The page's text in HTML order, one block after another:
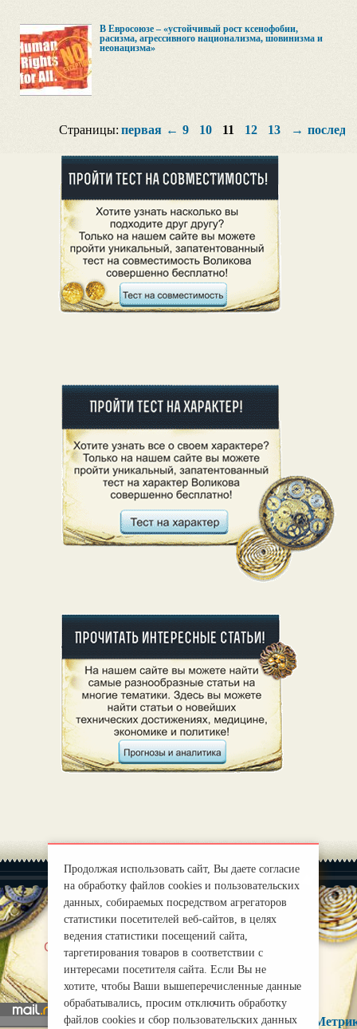
В Евросоюзе – «устойчивый рост ксенофобии,
расизма, агрессивного национализма, шовинизма и
неонацизма»
Страницы: первая ← 9 10 11 12 13 →
О нас |
Правила
mirprognoz@mail.ru
Продолжая использовать сайт, Вы даете согласие
на обработку файлов cookies и пользовательских
данных, собираемых посредством агрегаторов
статистики посетителей веб-сайтов, в целях
ведения статистики посещений сайта,
таргетирования товаров в соответствии с
интересами посетителя сайта. Если Вы не
хотите, чтобы Ваши вышеперечисленные данные
обрабатывались, просим отключить обработку
файлов cookies и сбор пользовательских данных